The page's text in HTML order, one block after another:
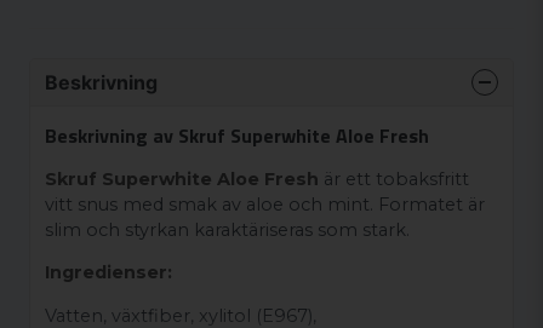
Beskrivning
Beskrivning av Skruf Superwhite Aloe Fresh
Skruf Superwhite Aloe Fresh är ett tobaksfritt
vitt snus med smak av aloe och mint. Formatet är
slim och styrkan karaktäriseras som stark.
Ingredienser:
Vatten, växtfiber, xylitol (E967),